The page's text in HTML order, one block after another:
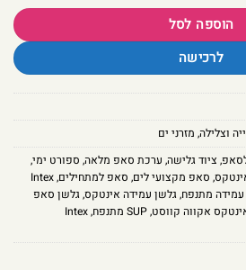
הוספה לסל
לרכישה
וצלילה, מזרני ים
, ציוד גלישה, ערכת סאפ מלאה, ספורט ימי,
, סאפ מקצועי לים, סאפ למתחילים,
Intex
מתנפח,גלשן עמידה אינטקס,גלשן סאפ
אקווה קווסט,SUP מתנפח ,
Intex